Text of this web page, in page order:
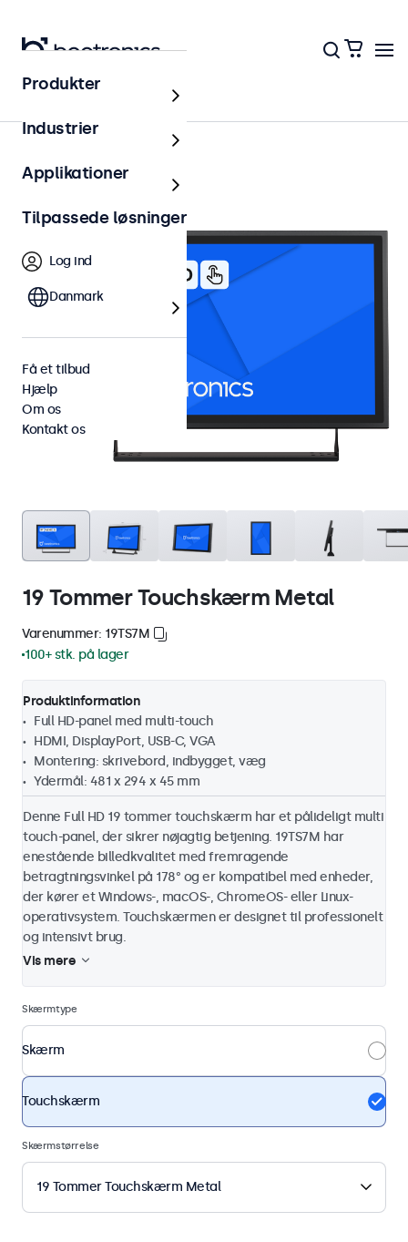
19 Tommer Touchskærm Metal
Varenummer: 19TS7M
100+ stk. på lager
Produktinformation
Full HD-panel med multi-touch
HDMI, DisplayPort, USB-C, VGA
Montering: skrivebord, indbygget, væg
Ydermål: 481 x 294 x 45 mm
Denne Full HD 19 tommer touchskærm har et pålideligt multi
touch-panel, der sikrer nøjagtig betjening. 19TS7M har
enestående billedkvalitet med fremragende
betragtningsvinkel på 178° og er kompatibel med enheder,
der kører et Windows-, macOS-, ChromeOS- eller Linux-
operativsystem. Touchskærmen er designet til professionelt
og intensivt brug.
Vis mere
Skærmtype
Skærm
Touchskærm
Skærmstørrelse
19 Tommer Touchskærm Metal
Produkter
Industrier
Applikationer
Tilpassede løsninger
Log ind
Danmark
Få et tilbud
Hjælp
Om os
Kontakt os